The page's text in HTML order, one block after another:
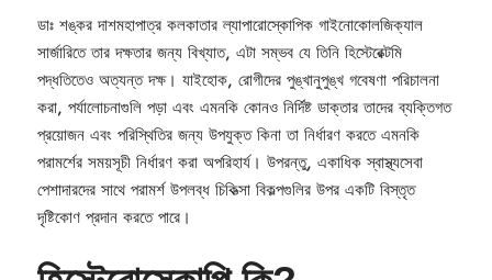
ডাঃ শঙ্কর দাশমহাপাত্র কলকাতার ল্যাপারোস্কোপিক গাইনোকোলজিক্যাল
সার্জারিতে তার দক্ষতার জন্য বিখ্যাত, এটা সম্ভব যে তিনি হিস্টেরেক্টমি
পদ্ধতিতেও অত্যন্ত দক্ষ। যাইহোক, রোগীদের পুঙ্খানুপুঙ্খ গবেষণা পরিচালনা
করা, পর্যালোচনাগুলি পড়া এবং এমনকি কোনও নির্দিষ্ট ডাক্তার তাদের ব্যক্তিগত
প্রয়োজন এবং পরিস্থিতির জন্য উপযুক্ত কিনা তা নির্ধারণ করতে এমনকি
পরামর্শের সময়সূচী নির্ধারণ করা অপরিহার্য। উপরন্তু, একাধিক স্বাস্থ্যসেবা
পেশাদারদের সাথে পরামর্শ উপলব্ধ চিকিত্সা বিকল্পগুলির উপর একটি বিস্তৃত
দৃষ্টিকোণ প্রদান করতে পারে।